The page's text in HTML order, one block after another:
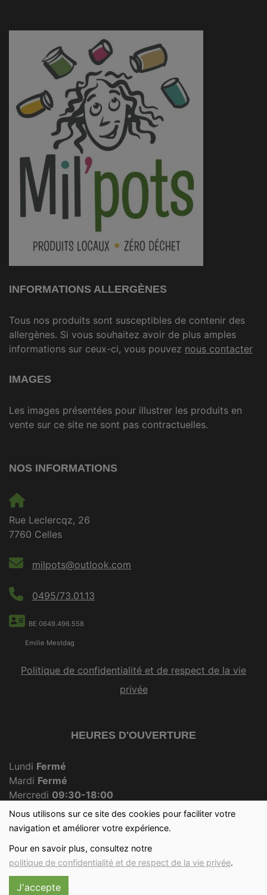
Nous utilisons sur ce site des cookies pour faciliter votre
navigation et améliorer votre expérience.
Pour en savoir plus, consultez notre
politique de confidentialité et de respect de la vie privée.
J'accepte
INFORMATIONS ALLERGÈNES
Tous nos produits sont susceptibles de contenir des
allergènes. Si vous souhaitez avoir de plus amples
informations sur ceux-ci, vous pouvez nous contacter
IMAGES
Les images présentées pour illustrer les produits en
vente sur ce site ne sont pas contractuelles.
NOS INFORMATIONS
Rue Leclercqz, 26
7760 Celles
milpots@outlook.com
0495/73.01.13
BE 0649.496.558
Emilie Mestdag
Politique de confidentialité et de respect de la vie
privée
HEURES D'OUVERTURE
Lundi Fermé
Mardi Fermé
Mercredi 09:30-18:00
JeudiFermé
Vendredi 09:30-18:00
Dimanche09:30-12:00